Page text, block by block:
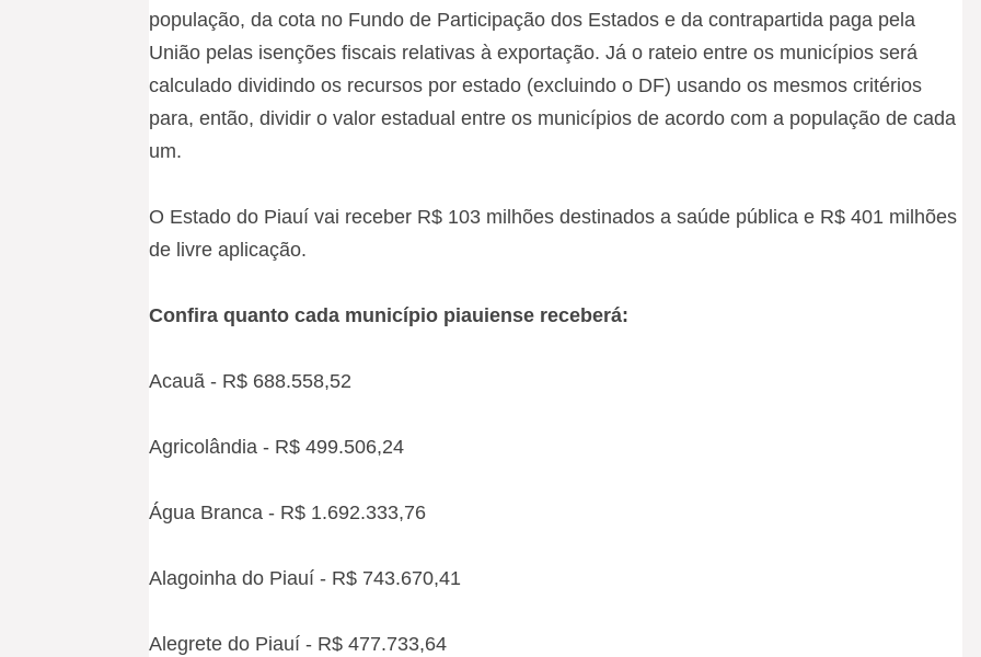
população, da cota no Fundo de Participação dos Estados e da contrapartida paga pela
União pelas isenções fiscais relativas à exportação. Já o rateio entre os municípios será
calculado dividindo os recursos por estado (excluindo o DF) usando os mesmos critérios
para, então, dividir o valor estadual entre os municípios de acordo com a população de cada
um.
O Estado do Piauí vai receber R$ 103 milhões destinados a saúde pública e R$ 401 milhões
de livre aplicação.
Confira quanto cada município piauiense receberá:
Acauã - R$ 688.558,52
Agricolândia - R$ 499.506,24
Água Branca - R$ 1.692.333,76
Alagoinha do Piauí - R$ 743.670,41
Alegrete do Piauí - R$ 477.733,64